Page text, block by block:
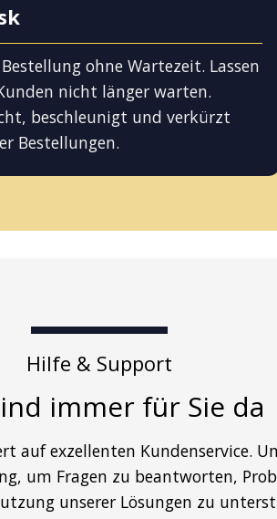
ohne Wartezeit. Lassen
nicht länger warten.
beschleunigt und verkürzt
Bestellungen.
Hilfe & Support
immer für Sie da
auf exzellenten Kundenservice.
um Fragen zu beantworten,
unserer Lösungen zu